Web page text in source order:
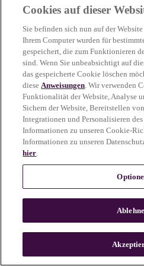
more
n
Cookies auf dieser
Sie befinden sich nun auf der
Ihrem Computer wurden für
gespeichert, die zum Funktionieren
sind. Wenn Sie unbeabsichtigt auf
das gespeicherte Cookie löschen
dieseAnweisungen. Wir verwenden
Funktionalität der Website, Analyse
Sichern der Website, Bereitstellen
Integrationen und Personalisieren
Informationen zu unseren Cookie-
Informationen zu unseren
hier.